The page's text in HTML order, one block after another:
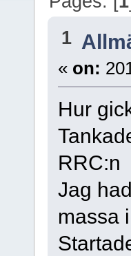
1
« on:
Hur
RRC:n
Jag
massa